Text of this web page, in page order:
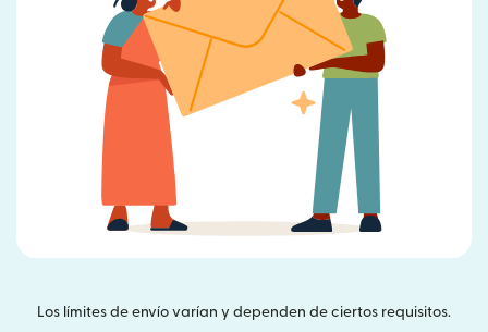
Los límites de envío varían y dependen de ciertos requisitos.